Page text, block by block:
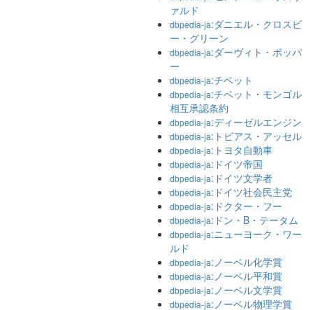
ァルド
dbpedia-ja:ダニエル・クロスビ
ー・グリーン
dbpedia-ja:ダーヴィト・ポッパ
ー
dbpedia-ja:チベット
dbpedia-ja:チベット・モンゴル
相互承認条約
dbpedia-ja:ディーゼルエンジン
dbpedia-ja:トビアス・アッセル
dbpedia-ja:トヨタ自動車
dbpedia-ja:ドイツ帝国
dbpedia-ja:ドイツ文学者
dbpedia-ja:ドイツ社会民主党
dbpedia-ja:ドクター・フー
dbpedia-ja:ドン・B・テータム
dbpedia-ja:ニューヨーク・ワー
ルド
dbpedia-ja:ノーベル化学賞
dbpedia-ja:ノーベル平和賞
dbpedia-ja:ノーベル文学賞
dbpedia-ja:ノーベル物理学賞